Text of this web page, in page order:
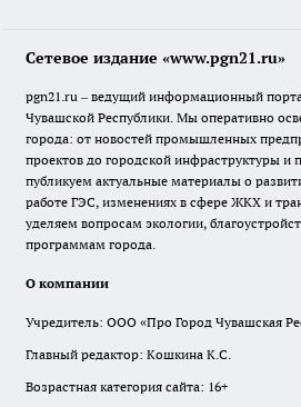
Сетевое издание «www.pgn21.ru»
pgn21.ru – ведущий информационный
Чувашской Республики. Мы оперативно
города: от новостей промышленных
проектов до городской инфраструктуры и
публикуем актуальные материалы о
работе ГЭС, изменениях в сфере ЖКХ и
уделяем вопросам экологии,
программам города.
О компании
Учредитель: ООО «Про Город Чувашская
Главный редактор: Кошкина К.С.
Возрастная категория сайта: 16+